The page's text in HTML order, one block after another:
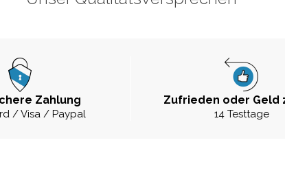
Zahlung
/ Visa / Paypal
Zufrieden oder Geld
14 Testtage